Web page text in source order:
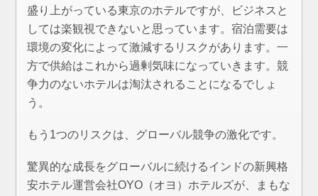
盛り上がっている東京のホテルですが、ビジネスと
しては楽観視できないと思っています。宿泊需要は
環境の変化によって激減するリスクがあります。一
方で供給はこれから過剰気味になっていきます。競
争力のないホテルは淘汰されることになるでしょ
う。
もう1つのリスクは、グローバル競争の激化です。
驚異的な成長をグローバルに続けるインドの新興格
安ホテル運営会社OYO（オヨ）ホテルズが、まもな